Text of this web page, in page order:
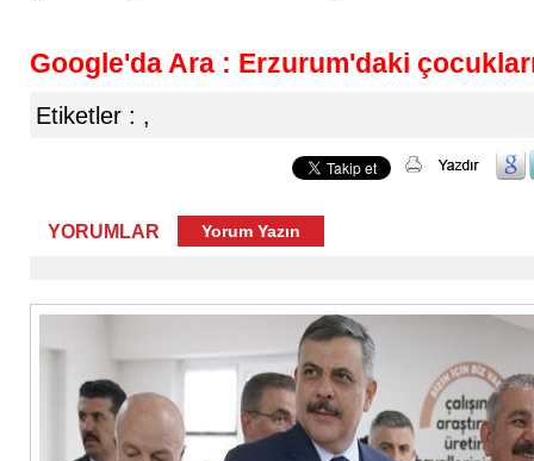
Google'da Ara : Erzurum'daki
Etiketler : ,
YORUMLAR Yorum Yazın